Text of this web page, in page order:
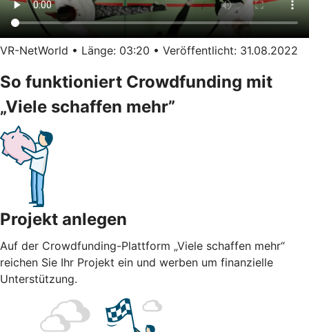
VR-NetWorld • Länge: 03:20 • Veröffentlicht: 31.08.2022
So funktioniert Crowdfunding mit
„Viele schaffen mehr”
Projekt anlegen
Auf der Crowdfunding-Plattform „Viele schaffen mehr“
reichen Sie Ihr Projekt ein und werben um finanzielle
Unterstützung.